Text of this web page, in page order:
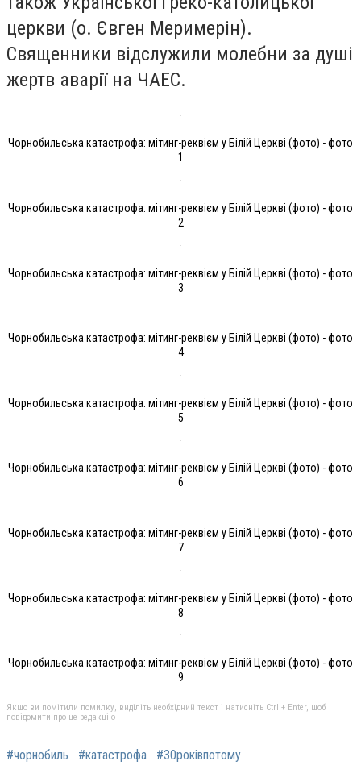
церкви (о. Євген Меримерін).
Священники відслужили молебни за душі
жертв аварії на ЧАЕС.
Чорнобильська катастрофа: мітинг-реквієм у Білій Церкві (фото) - фото
1
Чорнобильська катастрофа: мітинг-реквієм у Білій Церкві (фото) - фото
2
Чорнобильська катастрофа: мітинг-реквієм у Білій Церкві (фото) - фото
3
Чорнобильська катастрофа: мітинг-реквієм у Білій Церкві (фото) - фото
4
Чорнобильська катастрофа: мітинг-реквієм у Білій Церкві (фото) - фото
5
Чорнобильська катастрофа: мітинг-реквієм у Білій Церкві (фото) - фото
6
Чорнобильська катастрофа: мітинг-реквієм у Білій Церкві (фото) - фото
7
Чорнобильська катастрофа: мітинг-реквієм у Білій Церкві (фото) - фото
8
Чорнобильська катастрофа: мітинг-реквієм у Білій Церкві (фото) - фото
9
Якщо ви помітили помилку, виділіть необхідний текст і натисніть Ctrl + Enter, щоб
повідомити про це редакцію
#чорнобиль #катастрофа #30роківпотому